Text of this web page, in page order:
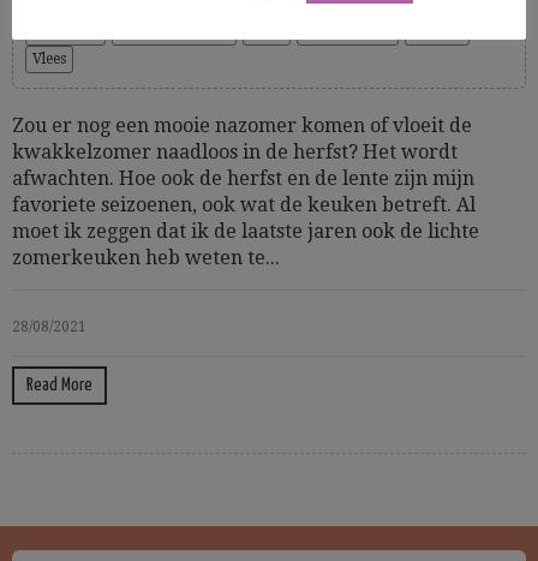
Vlees
Zou er nog een mooie nazomer komen of vloeit de
kwakkelzomer naadloos in de herfst? Het wordt
afwachten. Hoe ook de herfst en de lente zijn mijn
favoriete seizoenen, ook wat de keuken betreft. Al
moet ik zeggen dat ik de laatste jaren ook de lichte
zomerkeuken heb weten te...
28/08/2021
Read More